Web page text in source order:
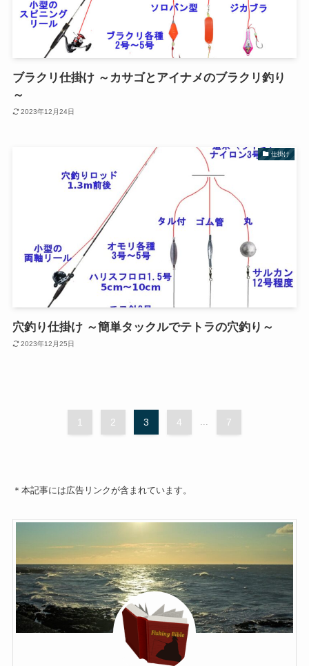
ブラクリ仕掛け ～カサゴとアイナメのブラクリ釣り
～
2023年12月24日
仕掛け
穴釣り仕掛け ～簡単タックルでテトラの穴釣り～
2023年12月25日
1 2 3 4 ... 7
＊本記事には広告リンクが含まれています。